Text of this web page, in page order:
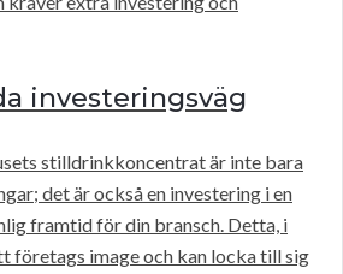
investeringsväg
stilldrinkkoncentrat är inte bara
det är också en investering i en
framtid för din bransch. Detta, i
företags image och kan locka till sig